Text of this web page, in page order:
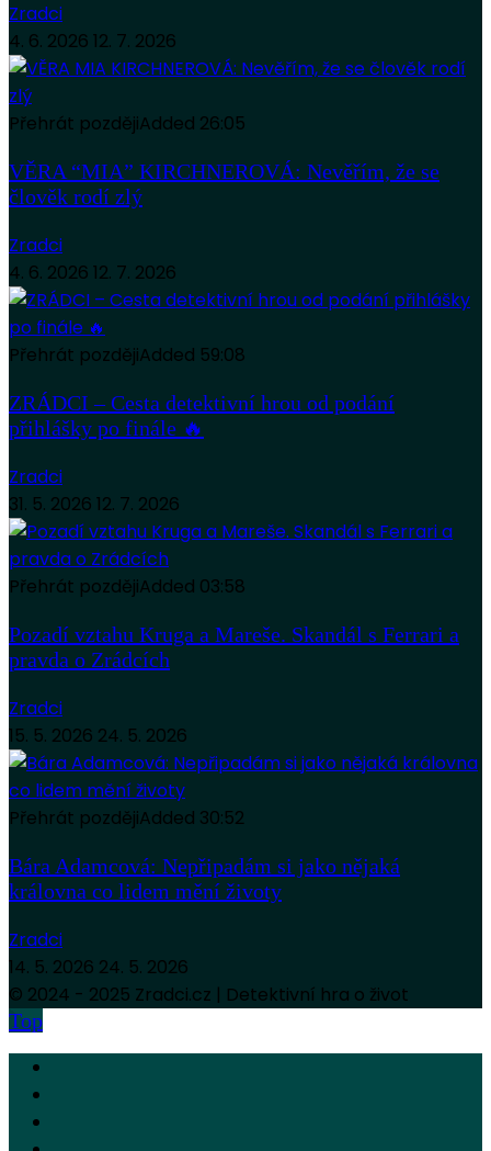
Zradci
4. 6. 2026 12. 7. 2026
Přehrát pozdějiAdded 26:05
VĚRA “MIA” KIRCHNEROVÁ: Nevěřím, že se
člověk rodí zlý
Zradci
4. 6. 2026 12. 7. 2026
Přehrát pozdějiAdded 59:08
ZRÁDCI – Cesta detektivní hrou od podání
přihlášky po finále 🔥
Zradci
31. 5. 2026 12. 7. 2026
Přehrát pozdějiAdded 03:58
Pozadí vztahu Kruga a Mareše. Skandál s Ferrari a
pravda o Zrádcích
Zradci
15. 5. 2026 24. 5. 2026
Přehrát pozdějiAdded 30:52
Bára Adamcová: Nepřipadám si jako nějaká
královna co lidem mění životy
Zradci
14. 5. 2026 24. 5. 2026
© 2024 - 2025 Zradci.cz | Detektivní hra o život
Top